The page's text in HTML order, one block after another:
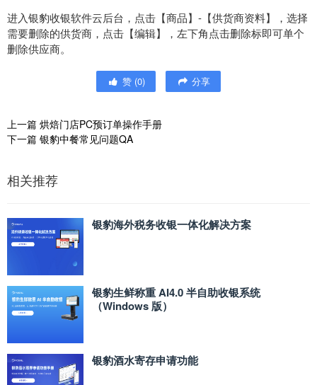
进入银豹收银软件云后台，点击【商品】-【供货商资料】，选择
需要删除的供货商，点击【编辑】，左下角点击删除标即可单个
删除供应商。
赞 (0) 分享
上一篇 烘焙门店PC预订单操作手册
下一篇 银豹中餐常见问题QA
相关推荐
银豹海外税务收银一体化解决方案
银豹生鲜称重 AI4.0 半自助收银系统
（Windows 版）
银豹酒水寄存申请功能